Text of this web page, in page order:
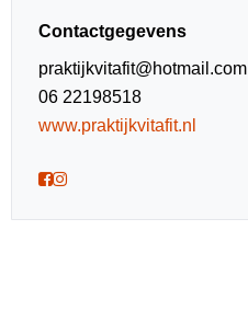
Contactgegevens
praktijkvitafit@hotmail.com
06 22198518
www.praktijkvitafit.nl